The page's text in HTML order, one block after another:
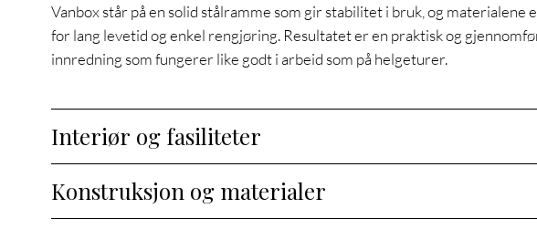
Vanbox står på en solid stålramme som gir stabilitet i bruk, og materialene
for lang levetid og enkel rengjøring. Resultatet er en praktisk og
innredning som fungerer like godt i arbeid som på helgeturer.
Interiør og fasiliteter
Konstruksjon og materialer